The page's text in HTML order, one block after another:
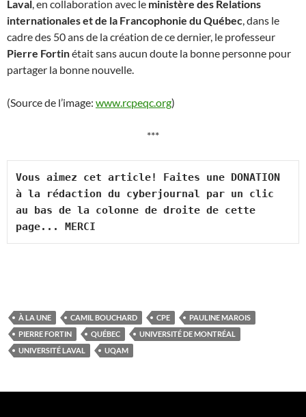
Laval, en collaboration avec le ministère des Relations
internationales et de la Francophonie du Québec, dans le
cadre des 50 ans de la création de ce dernier, le professeur
Pierre Fortinétait sans aucun doute la bonne personne pour
partager la bonne nouvelle.
(Source de l’image: www.rcpeqc.org)
***
Vous aimez cet article! Faites une DONATION
à la rédaction du cyberjournal par un clic
au bas de la colonne de droite de cette
page... MERCI
À LA UNE CAMIL BOUCHARD CPE
PAULINE MAROIS
PIERRE FORTIN
QUÉBEC
UNIVERSITÉ DE MONTRÉAL
UNIVERSITÉ LAVAL
UQAM